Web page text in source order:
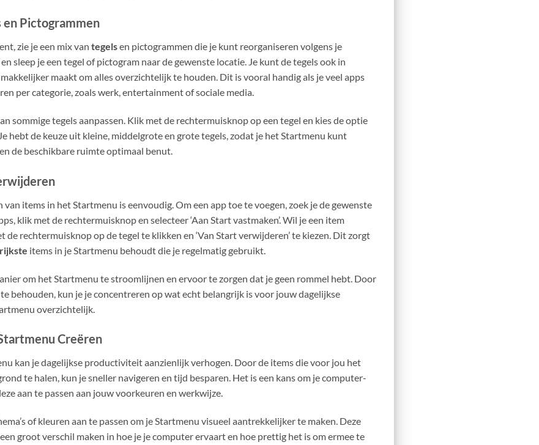
en Pictogrammen
zie je een mix van tegelsen pictogrammen die je kunt reorganiseren volgens je
sleep je een tegel of pictogram naar de gewenste locatie. Je kunt de tegels ook in
maakt om alles overzichtelijk te houden. Dit is vooral handig als je veel apps
per categorie, zoals werk, entertainment of sociale media.
sommige tegels aanpassen. Klik met de rechtermuisknop op een tegel en kies de optie
hebt de keuze uit kleine, middelgrote en grote tegels, zodat je het Startmenu kunt
de beschikbare ruimte optimaal benut.
items in het Startmenu is eenvoudig. Om een app toe te voegen, zoek je de gewenste
klik met de rechtermuisknop en selecteer ‘Aan Start vastmaken’. Wil je een item
de rechtermuisknop op de tegel te klikken en ‘Van Start verwijderen’ te kiezen. Dit zorgt
items in je Startmenu behoudt die je regelmatig gebruikt.
om het Startmenu te stroomlijnen en ervoor te zorgen dat je geen rommel hebt. Door
behouden, kun je je concentreren op wat echt belangrijk is voor jouw dagelijkse
overzichtelijk.
Creëren
kan je dagelijkse productiviteit aanzienlijk verhogen. Door de items die voor jou het
te halen, kun je sneller navigeren en tijd besparen. Het is een kans om je computer-
aan te passen aan jouw voorkeuren en werkwijze.
of kleuren aan te passen om je Startmenu visueel aantrekkelijker te maken. Deze
groot verschil maken in hoe je je computer ervaart en hoe prettig het is om ermee te